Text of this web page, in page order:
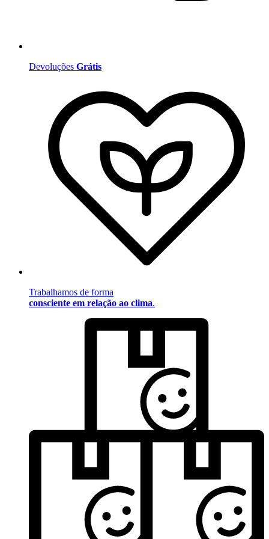
Devoluções Grátis
Trabalhamos de forma
consciente em relação ao clima.